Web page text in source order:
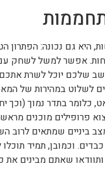
גם נכונה: הפתרון
אפשר למשל לשחק עם
שלכם יוכל לשרת
כלומר בתדר נמוך (וכך
פרופילים מוכנים
ביניים שמתאים לרוב
וכמובן, תמיד
שאתם מבינים